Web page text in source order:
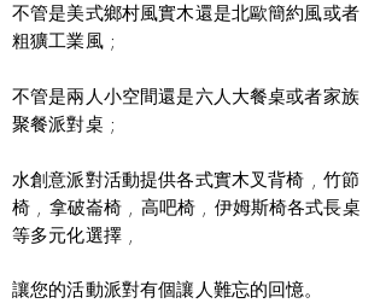
不管是美式鄉村風實木還是北歐簡約風或者
粗獷工業風 ;
不管是兩人小空間還是六人大餐桌或者家族
聚餐派對桌 ;
水創意派對活動提供各式實木叉背椅 , 竹節
椅 , 拿破崙椅 , 高吧椅 , 伊姆斯椅各式長桌
等多元化選擇 ,
讓您的活動派對有個讓人難忘的回憶。